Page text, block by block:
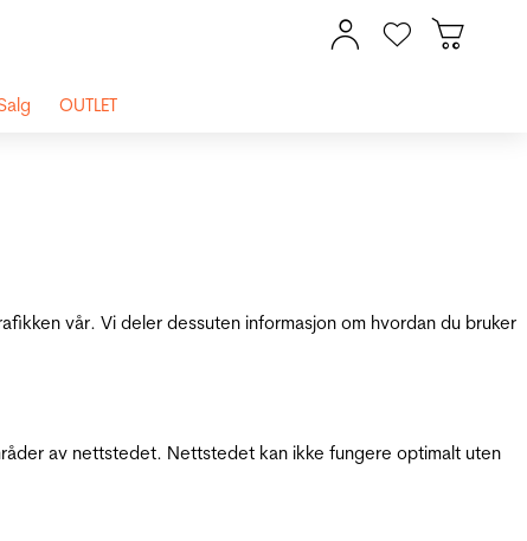
vår. Vi deler dessuten informasjon om hvordan du bruker
av nettstedet. Nettstedet kan ikke fungere optimalt uten
OUTLET